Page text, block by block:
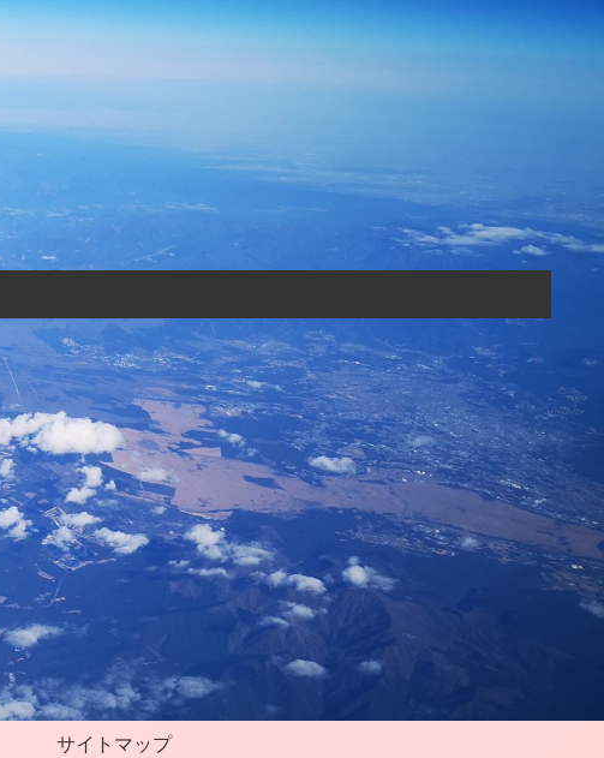
サイトマップ